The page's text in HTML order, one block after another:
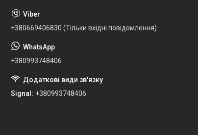
+380669406830 (Тільки вхідні повідомлення)
+380993748406
Signal +380993748406